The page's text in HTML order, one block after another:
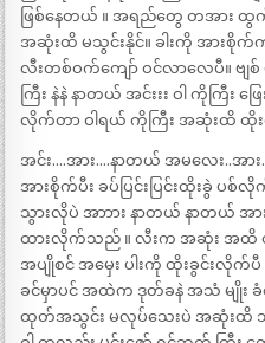
ဖြစ်နေတယ် ။ အရည်တွေ တအား ထွက်
အဆုံးထိ မသွင်းနိုင်။ ခါးကို အားစိုက်က
လီးတစ်ဝက်ကျော် ဝင်လာလေပီ။ ဗျစ် ဗ
ကြီး နဲနဲ နာတယ် အင်းးး ဝါ ကိုကြီး ဖြ
လိုက်တာ ဝါရယ် ကိုကြီး အဆုံးထိ ထို
အင်း….အား….နာတယ် အမလေး..အာ
အားစိုက်ပီး ခပ်ပြင်းပြင်းထိုးခွဲ ပစ်
သွားလိုပဲ အာာား နာတယ် နာတယ် အားး
ထားလိုက်သည် ။ လီးက အဆုံး အထိ ဝင်
အပျိုစင် အမှေး ပါးကို ထိုးခွင်းလို
ခင်မှာပင် အထဲက ဒုတ်ခနဲ အသံ မျိုး
ထုတ်အသွင်း မလုပ်သေးပဲ အဆုံးထိ သွ